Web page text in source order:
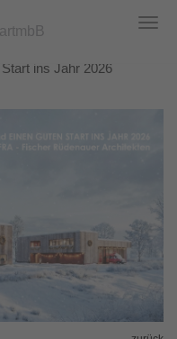
ins Jahr 2026